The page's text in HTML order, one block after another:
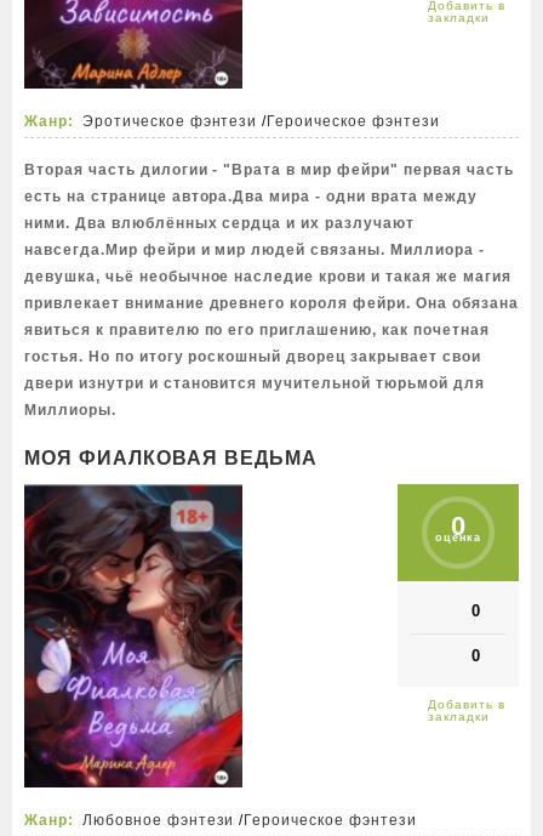
Жанр: Эротическое фэнтези /Героическое фэнтези
Вторая часть дилогии - "Врата в мир фейри" первая часть
есть на странице автора.Два мира - одни врата между
ними. Два влюблённых сердца и их разлучают
навсегда.Мир фейри и мир людей связаны. Миллиора -
девушка, чьё необычное наследие крови и такая же магия
привлекает внимание древнего короля фейри. Она обязана
явиться к правителю по его приглашению, как почетная
гостья. Но по итогу роскошный дворец закрывает свои
двери изнутри и становится мучительной тюрьмой для
Миллиоры.
МОЯ ФИАЛКОВАЯ ВЕДЬМА
0
оценка
0
0
Жанр: Любовное фэнтези /Героическое фэнтези